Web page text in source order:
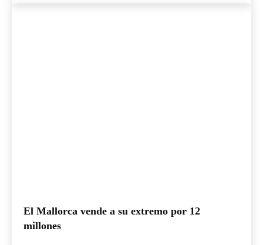
El Mallorca vende a su extremo por 12
millones